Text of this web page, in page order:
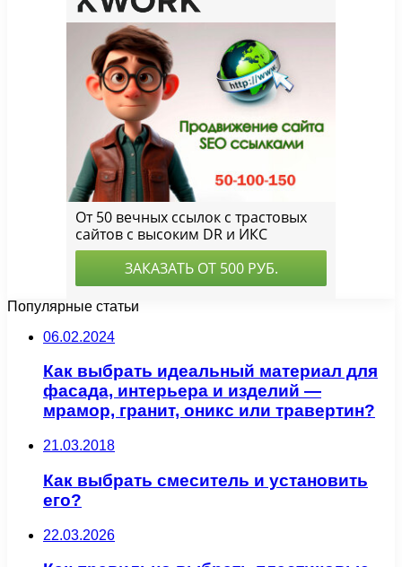
Популярные статьи
06.02.2024
Как выбрать идеальный материал для
фасада, интерьера и изделий —
мрамор, гранит, оникс или травертин?
21.03.2018
Как выбрать смеситель и установить
его?
22.03.2026